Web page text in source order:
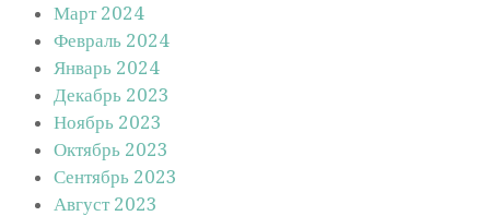
Март 2024
Февраль 2024
Январь 2024
Декабрь 2023
Ноябрь 2023
Октябрь 2023
Сентябрь 2023
Август 2023